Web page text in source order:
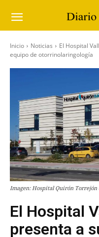
Inicio Noticias
El Hospital
equipo de otorrinolaringología
Imagen: Hospital Quirón
El Hospital
presenta a